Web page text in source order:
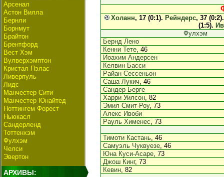
Арсенал
Астон Вилла
Бернли
Борнмут
Брайтон
Брентфорд
Вест Хэм
Вулверхэмптон
Кристал Пэлас
Ливерпуль
Лидс
Манчестер Сити
Манчестер Юнайтед
Ноттингем Форест
Ньюкасл
Сандерленд
Тоттенхэм
Фулхэм
Челси
Эвертон
АРХИВЫ:
Холанн, 17 (0:1). Рейндерс, 37
(1:5).
Фулхэм
Бернд Лено
Кенни Тете, 46
Йоахим Андерсен
Келвин Басси
Райан Сессеньон
Саша Лукич, 46
Сандер Берге
Харри Уилсон, 82
Эмил Смит-Роу, 73
Алекс Ивоби
Рауль Хименес, 73
Тимоти Кастань, 46
Самуэль Чуквуезе, 46
Юна Куси-Асаре, 73
Джош Кинг, 73
Кевин, 82